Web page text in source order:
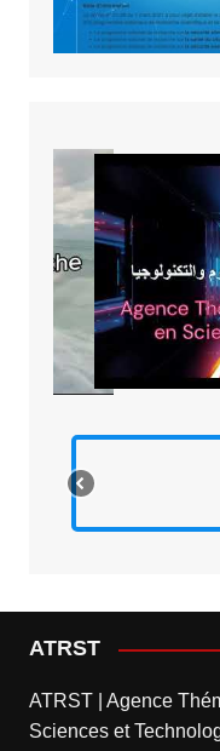
ATRST
ATRST | Agence
Sciences et